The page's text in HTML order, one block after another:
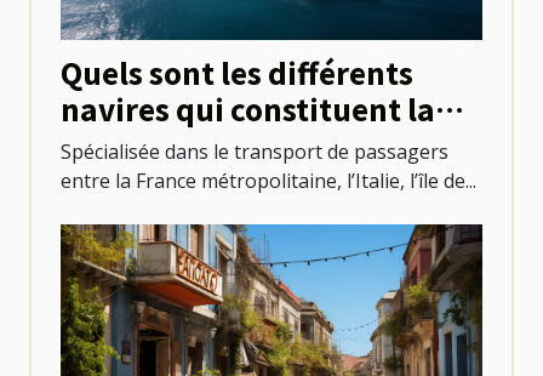
Quels sont les différents
navires qui constituent la
flotte de Corsica Ferries ?
Spécialisée dans le transport de passagers
entre la France métropolitaine, l’Italie, l’île de...